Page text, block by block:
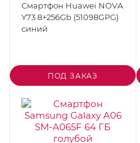
Смартфон Huawei NOVA
Y73 8+256Gb (51098GPG)
синий
ПОД ЗАКАЗ